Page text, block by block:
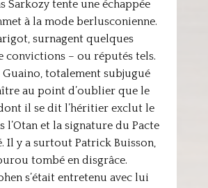
Sarkozy tente une échappée
à la mode berlusconienne.
surnagent quelques
convictions – ou réputés tels.
totalement subjugué
au point d’oublier que le
il se dit l’héritier exclut le
l’Otan et la signature du Pacte
Il y a surtout Patrick Buisson,
tombé en disgrâce.
s’était entretenu avec lui